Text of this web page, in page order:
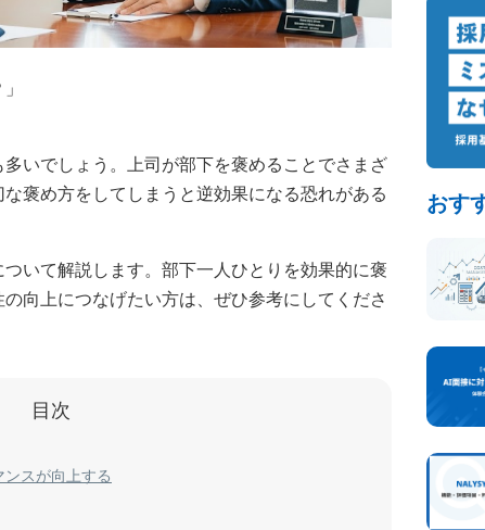
いでしょう。上司が部下を褒めることでさまざ
褒め方をしてしまうと逆効果になる恐れがある
いて解説します。部下一人ひとりを効果的に褒
向上につなげたい方は、ぜひ参考にしてくださ
目次
スが向上する
おす